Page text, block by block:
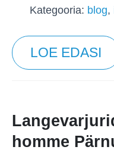
Kategooria: blog,
LOE EDASI
homme